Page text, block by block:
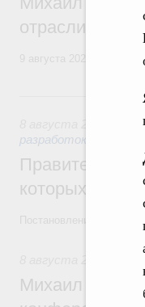
отрасли с
9 августа 2026 года
разработок
которых
Михаил